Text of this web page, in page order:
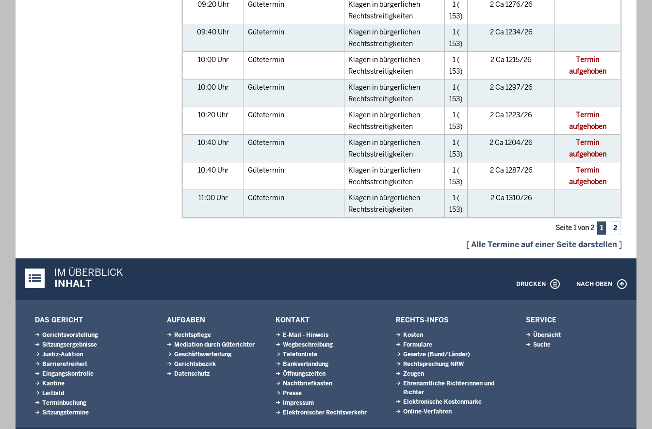
09:20 Uhr Gütetermin
Klagen in bürgerlichen
Rechtsstreitigkeiten
1 (
153)
2 Ca 1276/26
09:40 Uhr Gütetermin
Klagen in bürgerlichen
Rechtsstreitigkeiten
1 (
153)
2 Ca 1234/26
10:00 Uhr Gütetermin
Klagen in bürgerlichen
Rechtsstreitigkeiten
1 (
153)
2 Ca 1215/26
Termin
aufgehoben
10:00 Uhr Gütetermin
Klagen in bürgerlichen
Rechtsstreitigkeiten
1 (
153)
2 Ca 1297/26
10:20 Uhr Gütetermin
Klagen in bürgerlichen
Rechtsstreitigkeiten
1 (
153)
2 Ca 1223/26
Termin
aufgehoben
10:40 Uhr Gütetermin
Klagen in bürgerlichen
Rechtsstreitigkeiten
1 (
153)
2 Ca 1204/26
Termin
aufgehoben
10:40 Uhr Gütetermin
Klagen in bürgerlichen
Rechtsstreitigkeiten
1 (
153)
2 Ca 1287/26
Termin
aufgehoben
11:00 Uhr Gütetermin
Klagen in bürgerlichen
Rechtsstreitigkeiten
1 (
153)
2 Ca 1310/26
Seite 1 von 2 1 2
[Alle Termine auf einer Seite darstellen ]
Justiz-Portal im Überblick:
IM ÜBERBLICK
INHALT
DRUCKEN NACH OBEN
DAS GERICHT
Gerichtsvorstellung
Sitzungsergebnisse
Justiz-Auktion
Barrierefreiheit
Eingangskontrolle
Kantine
Leitbild
Terminbuchung
Sitzungstermine
AUFGABEN
Rechtspflege
Mediation durch Güterichter
Geschäftsverteilung
Gerichtsbezirk
Datenschutz
KONTAKT
E-Mail - Hinweis
Wegbeschreibung
Telefonliste
Bankverbindung
Öffnungszeiten
Nachtbriefkasten
Presse
Impressum
Elektronischer Rechtsverkehr
RECHTS-INFOS
Kosten
Formulare
Gesetze (Bund/Länder)
Rechtsprechung NRW
Zeugen
Ehrenamtliche Richterinnen und
Richter
Elektronische Kostenmarke
Online-Verfahren
SERVICE
Übersicht
Suche